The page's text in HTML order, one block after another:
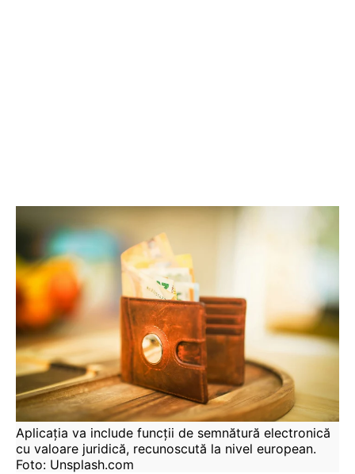
Aplicația va include funcții de semnătură electronică
cu valoare juridică, recunoscută la nivel european.
Foto: Unsplash.com